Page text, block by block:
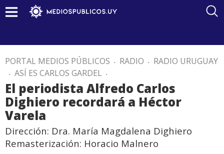
PORTAL MEDIOS PÚBLICOS . RADIO . RADIO URUGUAY
. ASÍ ES CARLOS GARDEL .
El periodista Alfredo Carlos
Dighiero recordará a Héctor
Varela
Dirección: Dra. María Magdalena Dighiero
Remasterización: Horacio Malnero